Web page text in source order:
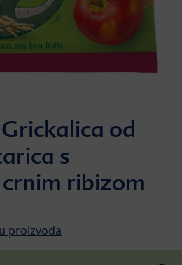
od
s
ribizom
proizvoda